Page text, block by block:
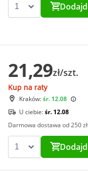
Dodaj
21,29zł/szt.
Kup na raty
Kraków:śr. 12.08
U ciebie:śr. 12.08
Darmowa dostawa od 250 zł
Dodaj